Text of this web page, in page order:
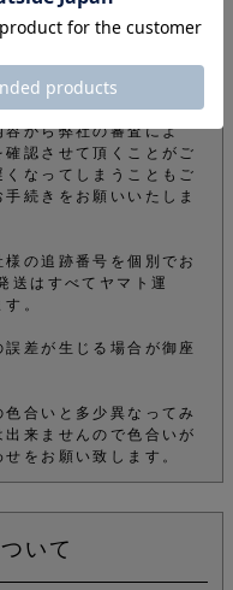
ご注意ください。
も販売しているため、
庫がない場合がござい
いよう管理しておりま
から弊社の審査によ
認させて頂くことがご
なってしまうこともご
続きをお願いいたしま
の追跡番号を個別でお
送はすべてヤマト運
。
差が生じる場合が御座
合いと多少異なってみ
来ませんので色合いが
をお願い致します。
いて